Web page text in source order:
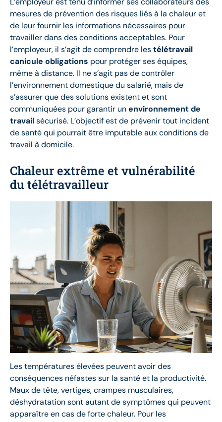
mesures de prévention des risques liés à la chaleur et
de leur fournir les informations nécessaires pour
travailler dans des conditions acceptables. Pour
l’employeur, il s’agit de comprendre lestélétravail
canicule obligations pour protéger ses équipes,
même à distance. Il ne s’agit pas de contrôler
l’environnement domestique du salarié, mais de
s’assurer que des solutions existent et sont
communiquées pour garantir unenvironnement de
travailsécurisé. L’objectif est de prévenir tout incident
de santé qui pourrait être imputable aux conditions de
travail à domicile.
Chaleur extrême et vulnérabilité
du télétravailleur
Les températures élevées peuvent avoir des
conséquences néfastes sur la santé et la productivité.
Maux de tête, vertiges, crampes musculaires,
déshydratation sont autant de symptômes qui peuvent
apparaître en cas de forte chaleur. Pour les